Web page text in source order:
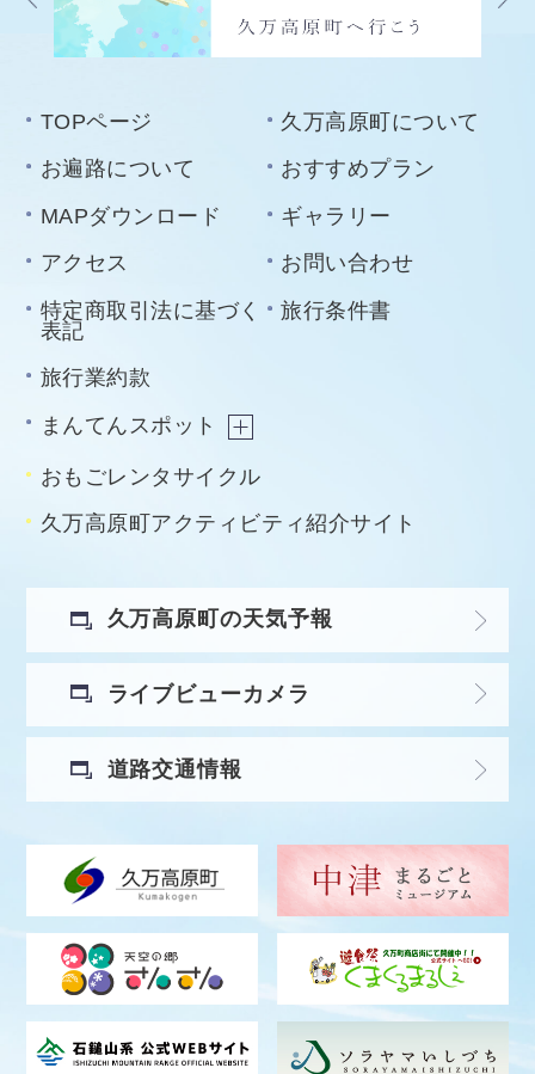
TOPページ
久万高原町について
お遍路について
おすすめプラン
MAPダウンロード
ギャラリー
アクセス
お問い合わせ
特定商取引法に基づく
表記
旅行条件書
旅行業約款
まんてんスポット
おもごレンタサイクル
久万高原町アクティビティ紹介サイト
久万高原町の天気予報
ライブビューカメラ
道路交通情報